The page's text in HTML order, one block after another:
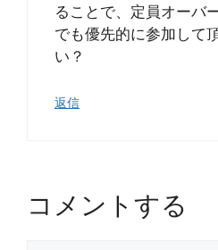
ることで、定員オーバ
でも優先的に参加して
い？
返信
コメントする